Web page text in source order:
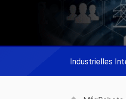
Industrielles